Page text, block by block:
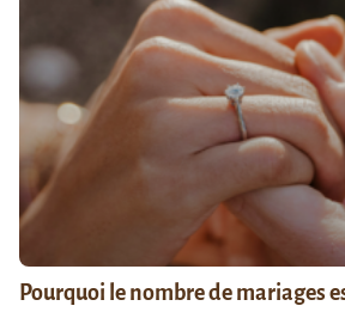
Pourquoi le nombre de mariages